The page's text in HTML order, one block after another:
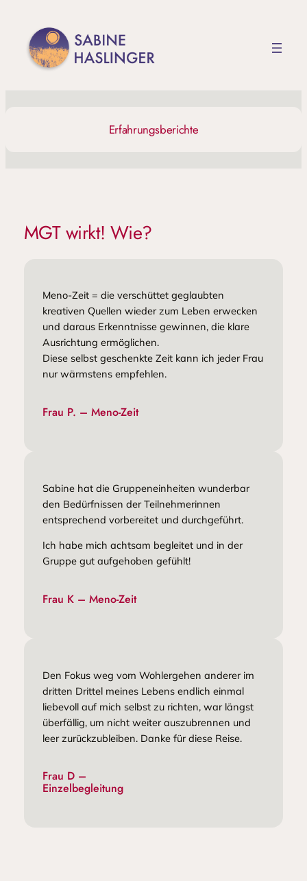
springen
Erfahrungsberichte
MGT wirkt! Wie?
Meno-Zeit = die verschüttet geglaubten
kreativen Quellen wieder zum Leben erwecken
und daraus Erkenntnisse gewinnen, die klare
Ausrichtung ermöglichen.
Diese selbst geschenkte Zeit kann ich jeder Frau
nur wärmstens empfehlen.
Frau P. – Meno-Zeit
Sabine hat die Gruppeneinheiten wunderbar
den Bedürfnissen der Teilnehmerinnen
entsprechend vorbereitet und durchgeführt.
Ich habe mich achtsam begleitet und in der
Gruppe gut aufgehoben gefühlt!
Frau K – Meno-Zeit
Den Fokus weg vom Wohlergehen anderer im
dritten Drittel meines Lebens endlich einmal
liebevoll auf mich selbst zu richten, war längst
überfällig, um nicht weiter auszubrennen und
leer zurückzubleiben. Danke für diese Reise.
Frau D –
Einzelbegleitung